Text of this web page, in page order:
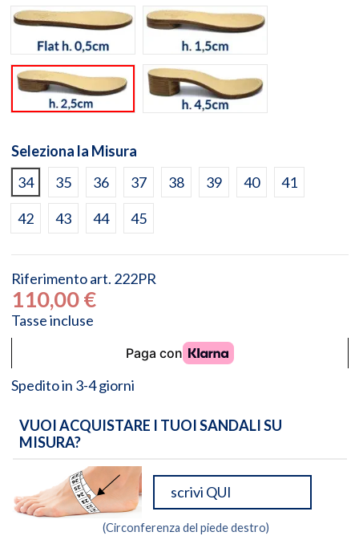
flat h. 0,5cm
h. 1,5cm
h. 2,5cm h. 4,5cm
Seleziona la Misura
34
35 36 37 38 39 40 41
42 43 44 45
Riferimento art. 222PR
110,00 €
Tasse incluse
Spedito in 3-4 giorni
VUOI ACQUISTARE I TUOI SANDALI SU
MISURA?
(Circonferenza del piede destro)